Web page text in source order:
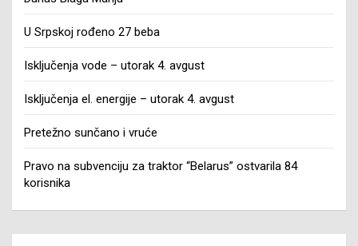
U Srpskoj rođeno 27 beba
Isključenja vode – utorak 4. avgust
Isključenja el. energije – utorak 4. avgust
Pretežno sunčano i vruće
Pravo na subvenciju za traktor “Belarus” ostvarila 84
korisnika